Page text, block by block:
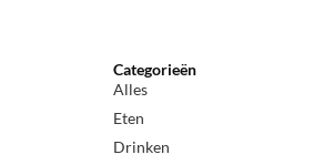
Categorieën
Alles
Eten
Drinken